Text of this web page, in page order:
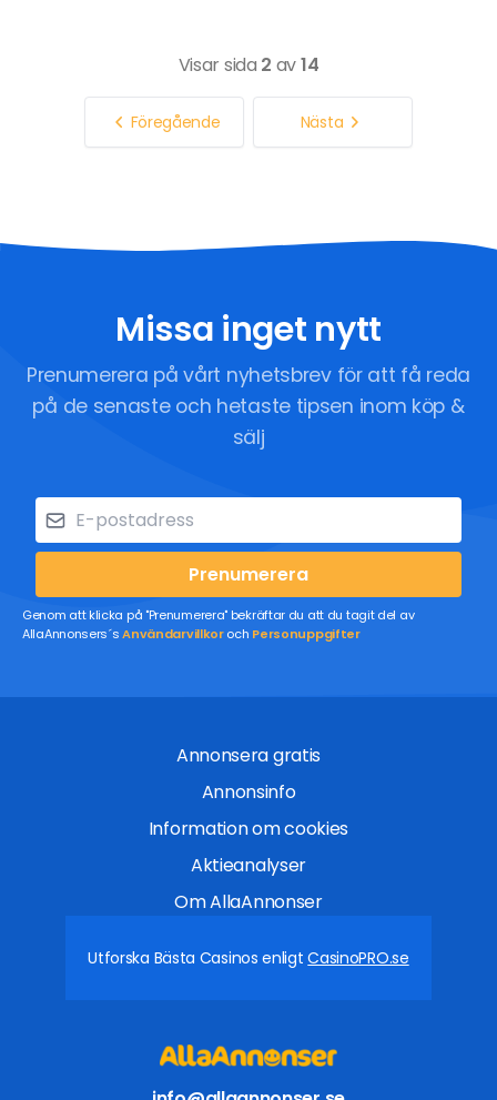
Visar sida 2 av14
Föregående Nästa
Missa inget nytt
Prenumerera på vårt nyhetsbrev för att få reda
på de senaste och hetaste tipsen inom köp &
sälj
Prenumerera
Genom att klicka på "Prenumerera" bekräftar du att du tagit del av
AllaAnnonsers´sAnvändarvillkoroch Personuppgifter
Annonsera gratis
Annonsinfo
Information om cookies
Aktieanalyser
Om AllaAnnonser
Utforska Bästa Casinos enligtCasinoPRO.se